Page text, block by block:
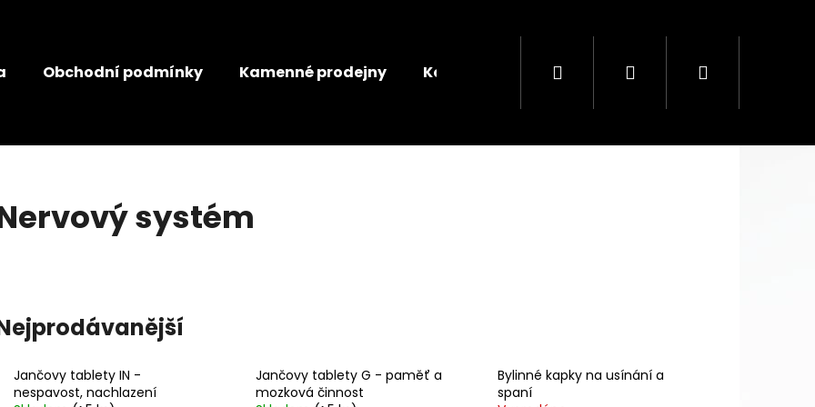
Obchodní podmínky Kamenné prodejny Kontakt Hledat PřihlášeníNákupní
košík
systém
Jančovy tablety IN -
nespavost, nachlazení
Jančovy tablety G - paměť a
mozková činnost
Bylinné kapky na usínání a
spaní
99 Kč